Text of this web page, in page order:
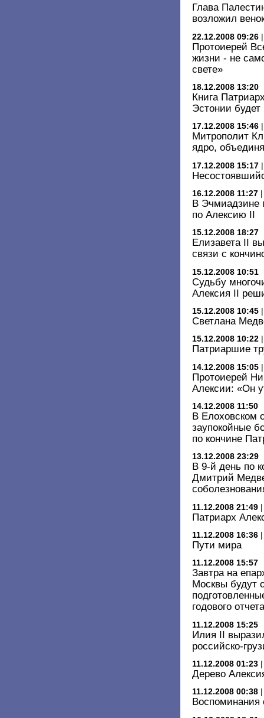
Глава
возложил
22.12.2008 09:26
Протоиерей
жизни - не
свете»
18.12.2008 13:20
Книга
Эстонии будет
17.12.2008 15:46
Митрополит
ядро,
17.12.2008 15:17
16.12.2008 11:27
В Эчмиадзине
по Алексию II
15.12.2008 18:27
Елизавета II
связи с
15.12.2008 10:51
Судьбу
Алексия II
15.12.2008 10:45
Светлана
15.12.2008 10:22
Патриаршие
14.12.2008 15:05
Протоиерей
Алексии: «Он
14.12.2008 11:50
В Елоховском
заупокойные
по кончине
13.12.2008 23:29
В 9-й день по
Дмитрий
11.12.2008 21:49
Патриарх
11.12.2008 16:36
Пути мира
11.12.2008 15:57
Завтра на
Москвы будут
годового отчета
11.12.2008 15:25
Илия II
российско-
11.12.2008 01:23
Дерево
11.12.2008 00:38
Воспоминания